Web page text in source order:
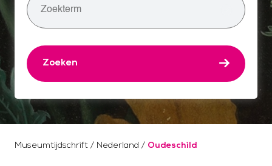
Zoeken
Museumtijdschrift / Nederland / Oudeschild